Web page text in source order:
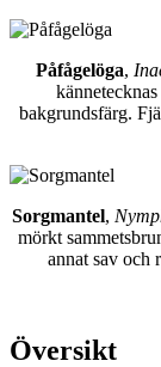
Påfågelöga,
bakgrundsfärg.
Sorgmantel,
mörkt
annat sav och
Översikt